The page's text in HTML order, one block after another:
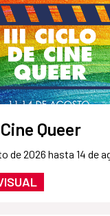
Queer
de 2026 hasta 14 de